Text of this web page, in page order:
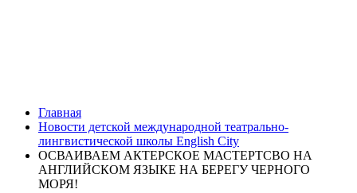
Главная
Новости детской международной театрально-
лингвистической школы English City
ОСВАИВАЕМ АКТЕРСКОЕ МАСТЕРТСВО НА
АНГЛИЙСКОМ ЯЗЫКЕ НА БЕРЕГУ ЧЕРНОГО
МОРЯ!